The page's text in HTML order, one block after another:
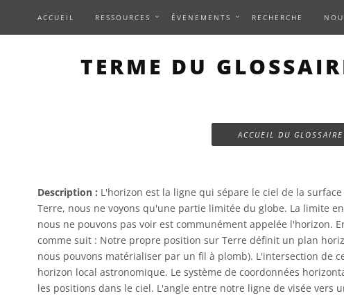
ACCUEIL RESSOURCES ÉVENEMENTS RECHERCHE
TERME DU
ACCUEIL DU GLOSSAIRE
Description : L'horizon est la ligne qui sépare le ciel de la
Terre, nous ne voyons qu'une partie limitée du globe. La limite
nous ne pouvons pas voir est communément appelée l'horizon.
comme suit : Notre propre position sur Terre définit un plan
nous pouvons matérialiser par un fil à plomb). L'intersection de
horizon local astronomique. Le système de coordonnées
les positions dans le ciel. L'angle entre notre ligne de visée vers